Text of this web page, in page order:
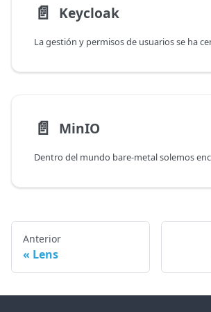
📄️ Keycloak
📄️ MinIO
Anterior
Lens